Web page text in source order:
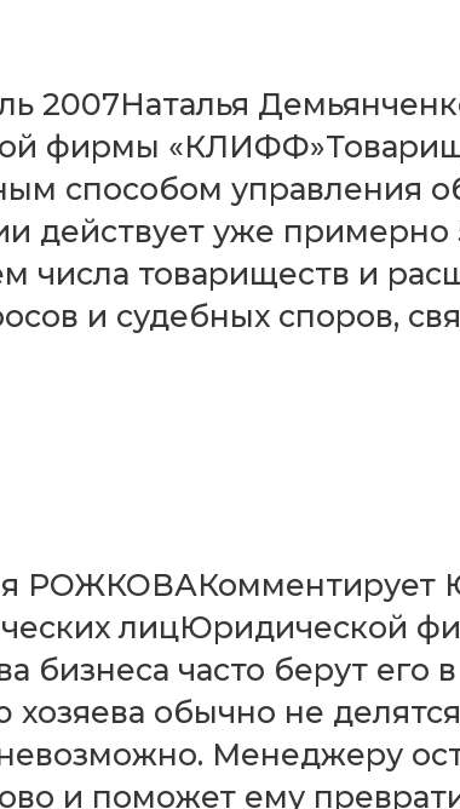
фирмы
способом управления
действует уже примерно
числа товариществ и
и судебных споров,
лицЮридической
часто берут его
обычно не
Менеджеру
и поможет ему